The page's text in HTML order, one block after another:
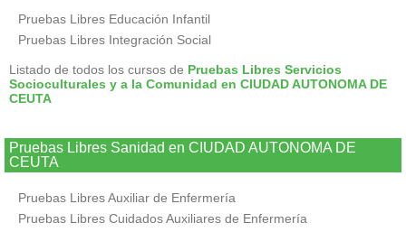
Pruebas Libres Educación Infantil
Pruebas Libres Integración Social
Listado de todos los cursos de Pruebas Libres Servicios
Socioculturales y a la Comunidad en CIUDAD AUTONOMA DE
CEUTA
Pruebas Libres Sanidad en CIUDAD AUTONOMA DE
CEUTA
Pruebas Libres Auxiliar de Enfermería
Pruebas Libres Cuidados Auxiliares de Enfermería